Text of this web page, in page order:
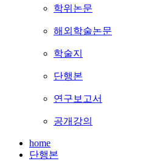
학위논문
해외학술논문
학술지
단행본
연구보고서
공개강의
home
단행본